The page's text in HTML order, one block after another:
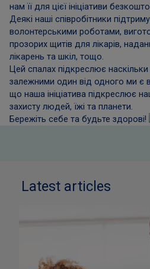
нам її для цієї ініціативи
Деякі наші співробітники
волонтерськими роботами,
прозорих щитів для лікарів,
лікарень та шкіл, тощо.
Цей спалах підкреслює
залежними один від одного ми є в
що наша ініціатива підкреслює
захисту людей, їжі та планети.
Бережіть себе та будьте здорові!
Latest articles